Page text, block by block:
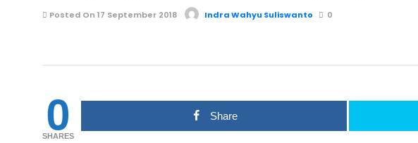
Posted On 17 September 2018 Indra Wahyu Suliswanto 0
0
SHARES
Share